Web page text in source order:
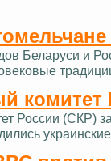
Беларуси и
комитет
России (СКР)